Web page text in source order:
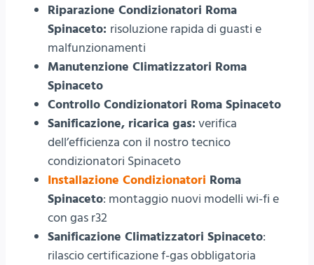
Riparazione Condizionatori Roma
Spinaceto: risoluzione rapida di guasti e
malfunzionamenti
Manutenzione Climatizzatori Roma
Spinaceto
Controllo Condizionatori Roma Spinaceto
Sanificazione, ricarica gas: verifica
dell’efficienza con il nostro tecnico
condizionatori Spinaceto
Installazione Condizionatori Roma
Spinaceto: montaggio nuovi modelli wi-fi e
con gas r32
Sanificazione Climatizzatori Spinaceto:
rilascio certificazione f-gas obbligatoria